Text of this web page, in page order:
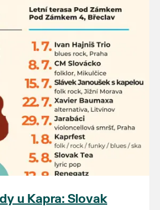
u Kapra: Slovak